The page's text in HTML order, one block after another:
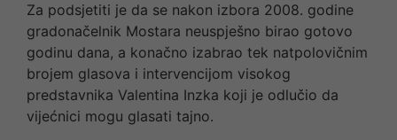
Za podsjetiti je da se nakon izbora 2008. godine
gradonačelnik Mostara neuspješno birao gotovo
godinu dana, a konačno izabrao tek natpolovičnim
brojem glasova i intervencijom visokog
predstavnika Valentina Inzka koji je odlučio da
vijećnici mogu glasati tajno.